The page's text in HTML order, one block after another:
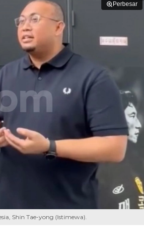
Perbesar
Shin Tae-yong (Istimewa).